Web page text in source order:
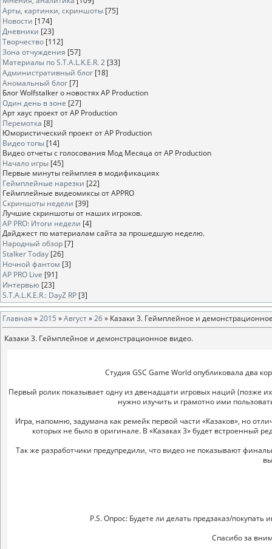
Арты, картинки, скриншоты [75]
Новости [174]
Дневники [23]
Творчество [112]
Зона отчуждения [57]
Материалы по S.T.A.L.K.E.R. 2 [33]
Административный блог [18]
Аномальный блог [7]
Блог Wolfstalker о новостях AP Production
Один день в зоне [27]
Арт хаус проект от AP Production
Перемотка [8]
Юмористический проект от AP Production
Видео топы [14]
Видео отчеты с голосования Мод Месяца от AP Production
Начало игры [45]
Первые минуты геймплея в модификациях
Геймплейные нарезки [22]
Геймплейные видеомиксы от APPRO
Скриншоты недели [39]
Лучшие скриншоты от наших игроков.
AP PRO: Итоги недели [4]
Дайджест по материалам сайта за прошедшую неделю.
Народный обзор [7]
Stalker Today [26]
Ночной фантом [3]
AP PRO Live [91]
Интервью [23]
S.T.A.L.K.E.R.: DayZ RP [3]
Главная »2015 »Август»26» Казаки 3. Геймплейное и
Казаки 3. Геймплейное и демонстрационное видео.
Студия GSC Game World опубликовала два
Первый ролик показывает одну из двенадцати игровых наций (позже
нужно изучить и грамотно ими
Игра, напомню, задумана как ремейк первой части «Казаков», но
которых не было в оригинале. В «Казаках 3» будет встроенный
Так же разработчики предупредили, что видео не показывают
P.S. Опрос: Будете ли делать предзаказ/
Спасибо за